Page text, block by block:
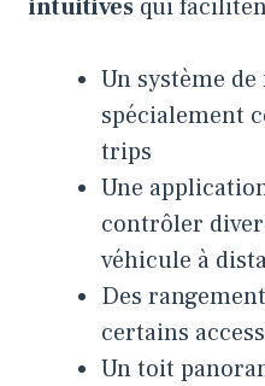
intuitives qui
Un système
spécialement
trips
Une
contrôler
véhicule à
Des
certains
Un toit